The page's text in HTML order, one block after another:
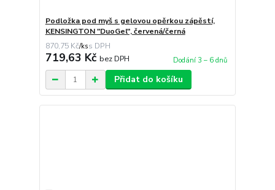
Podložka pod myš s gelovou opěrkou zápěstí,
KENSINGTON "DuoGel", červená/černá
870,75 Kč/ks
719,63 Kč bez DPH Dodání 3 – 6 dnů
Přidat do košíku